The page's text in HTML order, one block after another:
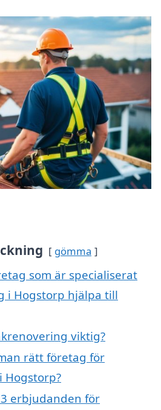
gömma
som är specialiserat
i Hogstorp hjälpa till
viktig?
rätt företag för
erbjudanden för